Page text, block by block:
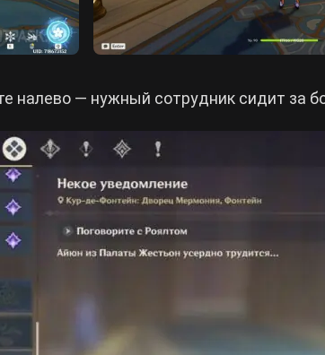
налево — нужный сотрудник сидит за